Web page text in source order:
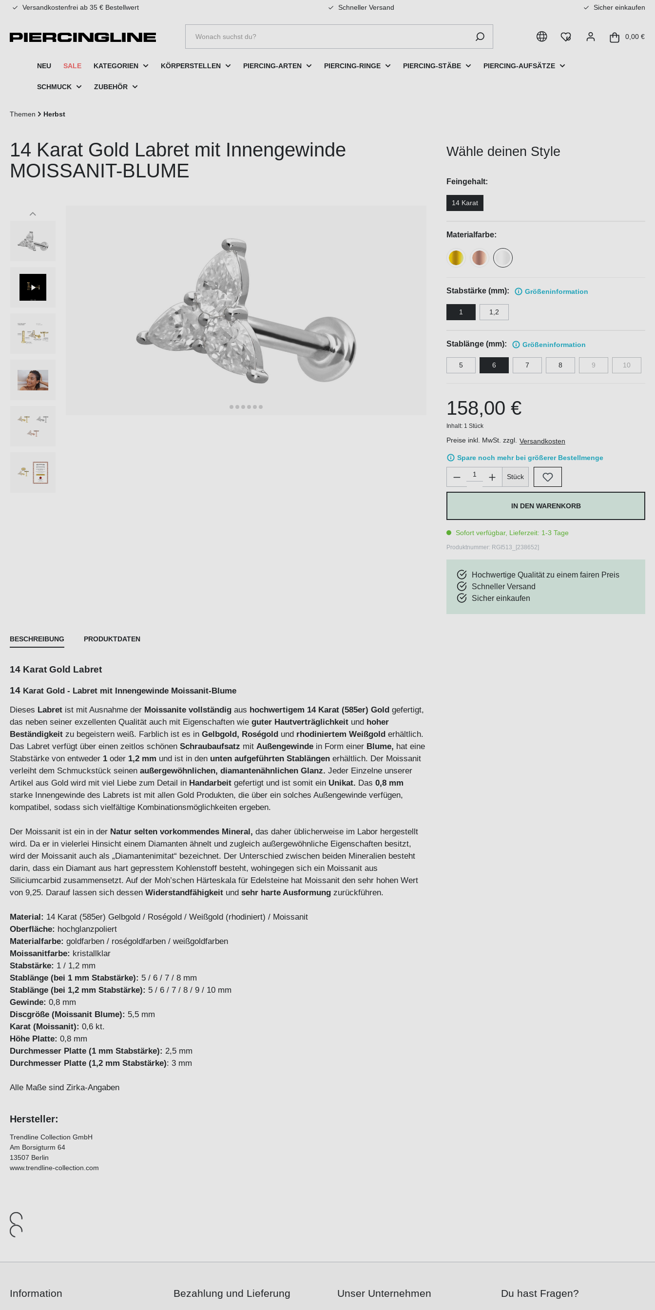
springen Zur Hauptnavigation springen
Versandkostenfrei ab 35 € Bestellwert Schneller Versand Sicher einkaufen
0,00 €
NEU SALE KATEGORIEN KÖRPERSTELLEN PIERCING-ARTEN PIERCING-RINGE PIERCING-STÄBE PIERCING-AUFSÄTZE
SCHMUCK ZUBEHÖR
Themen Herbst
14 Karat Gold Labret mit Innengewinde
MOISSANIT-BLUME
Wähle deinen Style
Feingehalt:
14 Karat
Materialfarbe:
Stabstärke (mm): Größeninformation
1 1,2
Stablänge (mm): Größeninformation
5 6 7 8 9 10
158,00 €
Inhalt: 1 Stück
Preise inkl. MwSt. zzgl. Versandkosten
Spare noch mehr bei größerer Bestellmenge
Produkt Anzahl: Gib den gewünschten Wert ein oder
Stück
IN DEN WARENKORB
Sofort verfügbar, Lieferzeit: 1-3 Tage
Produktnummer: RGI513_[238652]
Hochwertige Qualität zu einem fairen Preis
Schneller Versand
Sicher einkaufen
BESCHREIBUNG PRODUKTDATEN
14 Karat Gold Labret
14 Karat Gold - Labret mit Innengewinde Moissanit-Blume
Dieses Labret ist mit Ausnahme der Moissanite vollständig aus hochwertigem 14 Karat (585er) Gold gefertigt,
das neben seiner exzellenten Qualität auch mit Eigenschaften wie guter Hautverträglichkeit und hoher
Beständigkeit zu begeistern weiß. Farblich ist es in Gelbgold, Roségold und rhodiniertem Weißgold erhältlich.
Das Labret verfügt über einen zeitlos schönen Schraubaufsatz mit Außengewinde in Form einer Blume, hat eine
Stabstärke von entweder 1 oder 1,2 mm und ist in den unten aufgeführten Stablängen erhältlich. Der Moissanit
verleiht dem Schmuckstück seinen außergewöhnlichen, diamantenähnlichen Glanz. Jeder Einzelne unserer
Artikel aus Gold wird mit viel Liebe zum Detail in Handarbeit gefertigt und ist somit ein Unikat. Das 0,8 mm
starke Innengewinde des Labrets ist mit allen Gold Produkten, die über ein solches Außengewinde verfügen,
kompatibel, sodass sich vielfältige Kombinationsmöglichkeiten ergeben.
Der Moissanit ist ein in der Natur selten vorkommendes Mineral, das daher üblicherweise im Labor hergestellt
wird. Da er in vielerlei Hinsicht einem Diamanten ähnelt und zugleich außergewöhnliche Eigenschaften besitzt,
wird der Moissanit auch als „Diamantenimitat“ bezeichnet. Der Unterschied zwischen beiden Mineralien besteht
darin, dass ein Diamant aus hart gepresstem Kohlenstoff besteht, wohingegen sich ein Moissanit aus
Siliciumcarbid zusammensetzt. Auf der Moh’schen Härteskala für Edelsteine hat Moissanit den sehr hohen Wert
von 9,25. Darauf lassen sich dessen Widerstandfähigkeit und sehr harte Ausformung zurückführen.
Material: 14 Karat (585er) Gelbgold / Roségold / Weißgold (rhodiniert) / Moissanit
Oberfläche: hochglanzpoliert
Materialfarbe: goldfarben / roségoldfarben / weißgoldfarben
Moissanitfarbe: kristallklar
Stabstärke: 1 / 1,2 mm
Stablänge (bei 1 mm Stabstärke): 5 / 6 / 7 / 8 mm
Stablänge (bei 1,2 mm Stabstärke): 5 / 6 / 7 / 8 / 9 / 10 mm
Gewinde: 0,8 mm
Discgröße (Moissanit Blume): 5,5 mm
Karat (Moissanit): 0,6 kt.
Höhe Platte: 0,8 mm
Durchmesser Platte (1 mm Stabstärke): 2,5 mm
Durchmesser Platte (1,2 mm Stabstärke): 3 mm
Alle Maße sind Zirka-Angaben
Hersteller:
Trendline Collection GmbH
Am Borsigturm 64
13507 Berlin
www.trendline-collection.com
Information Bezahlung und Lieferung Unser Unternehmen Du hast Fragen?